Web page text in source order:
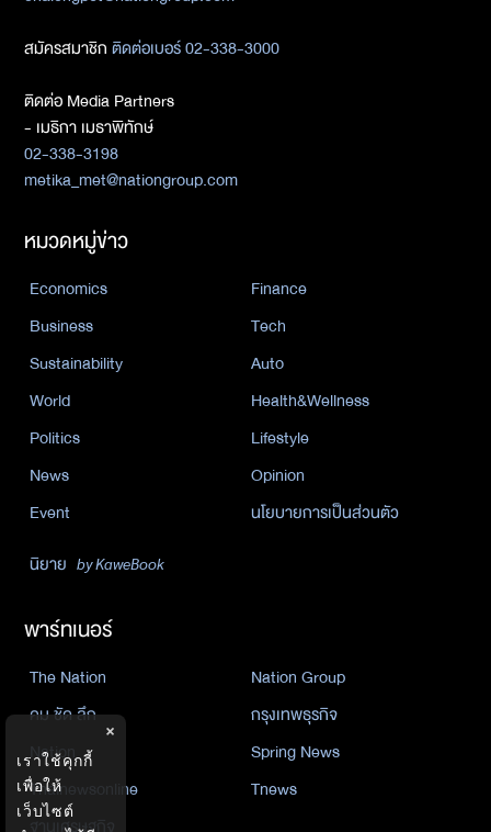
สมัครสมาชิกติดต่อเบอร์ 02-338-3000
ติดต่อ Media Partners
- เมธิกา เมธาพิทักษ์
02-338-3198
metika_met@nationgroup.com
หมวดหมู่ข่าว
Economics
Finance
Business
Tech
Sustainability
Auto
World
Health&Wellness
Politics
Lifestyle
News
Opinion
Event
นโยบายการเป็นส่วนตัว
นิยาย by KaweBook
พาร์ทเนอร์
The Nation
Nation Group
คม ชัด ลึก
กรุงเทพธุรกิจ
Nation
Spring News
Thainewsonline
Tnews
ฐานเศรษฐกิจ
×
เราใช้คุกกี้
เพื่อให้
เว็บไซต์